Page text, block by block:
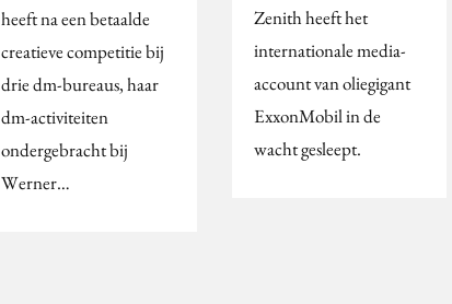
heeft na een betaalde
creatieve competitie bij
drie dm-bureaus, haar
dm-activiteiten
ondergebracht bij
Werner…
Zenith heeft het
internationale media-
account van oliegigant
ExxonMobil in de
wacht gesleept.